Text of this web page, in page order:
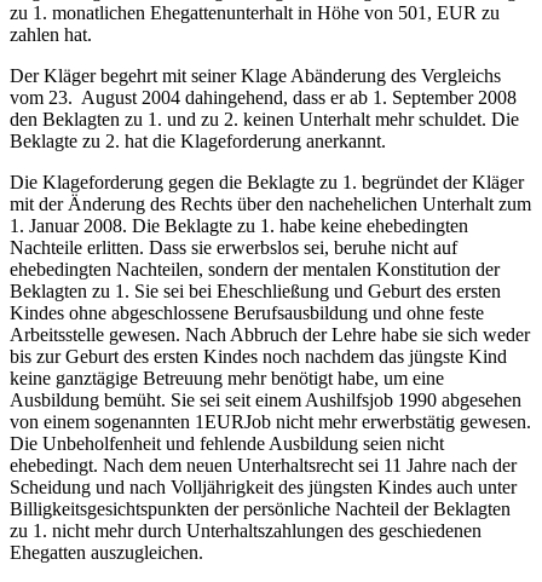
zu 1. monatlichen Ehegattenunterhalt in Höhe von 501, EUR zu
zahlen hat.
Der Kläger begehrt mit seiner Klage Abänderung des Vergleichs
vom 23. August 2004 dahingehend, dass er ab 1. September 2008
den Beklagten zu 1. und zu 2. keinen Unterhalt mehr schuldet. Die
Beklagte zu 2. hat die Klageforderung anerkannt.
Die Klageforderung gegen die Beklagte zu 1. begründet der Kläger
mit der Änderung des Rechts über den nachehelichen Unterhalt zum
1. Januar 2008. Die Beklagte zu 1. habe keine ehebedingten
Nachteile erlitten. Dass sie erwerbslos sei, beruhe nicht auf
ehebedingten Nachteilen, sondern der mentalen Konstitution der
Beklagten zu 1. Sie sei bei Eheschließung und Geburt des ersten
Kindes ohne abgeschlossene Berufsausbildung und ohne feste
Arbeitsstelle gewesen. Nach Abbruch der Lehre habe sie sich weder
bis zur Geburt des ersten Kindes noch nachdem das jüngste Kind
keine ganztägige Betreuung mehr benötigt habe, um eine
Ausbildung bemüht. Sie sei seit einem Aushilfsjob 1990 abgesehen
von einem sogenannten 1EURJob nicht mehr erwerbstätig gewesen.
Die Unbeholfenheit und fehlende Ausbildung seien nicht
ehebedingt. Nach dem neuen Unterhaltsrecht sei 11 Jahre nach der
Scheidung und nach Volljährigkeit des jüngsten Kindes auch unter
Billigkeitsgesichtspunkten der persönliche Nachteil der Beklagten
zu 1. nicht mehr durch Unterhaltszahlungen des geschiedenen
Ehegatten auszugleichen.